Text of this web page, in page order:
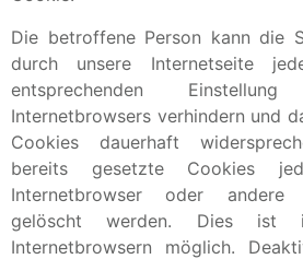
Die betroffene Person kann die
durch unsere Internetseite
entsprechenden
Internetbrowsers verhindern und
Cookies dauerhaft
bereits gesetzte Cookies
Internetbrowser oder andere
gelöscht werden. Dies ist
Internetbrowsern möglich.